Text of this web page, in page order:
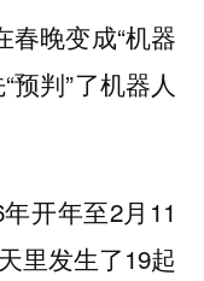
春晚变成“机器
预判”了机器人
开年至2月11
里发生了19起